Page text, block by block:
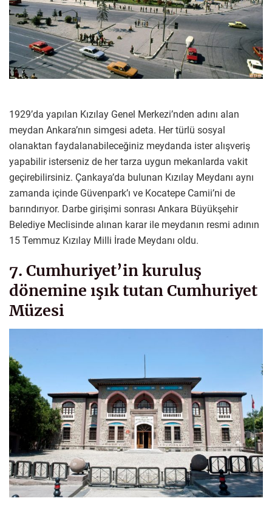
1929’da yapılan Kızılay Genel Merkezi’nden adını alan
meydan Ankara’nın simgesi adeta. Her türlü sosyal
olanaktan faydalanabileceğiniz meydanda ister alışveriş
yapabilir isterseniz de her tarza uygun mekanlarda vakit
geçirebilirsiniz. Çankaya’da bulunan Kızılay Meydanı aynı
zamanda içinde Güvenpark’ı ve Kocatepe Camii’ni de
barındırıyor. Darbe girişimi sonrası Ankara Büyükşehir
Belediye Meclisinde alınan karar ile meydanın resmi adının
15 Temmuz Kızılay Milli İrade Meydanı oldu.
7. Cumhuriyet’in kuruluş
dönemine ışık tutan Cumhuriyet
Müzesi